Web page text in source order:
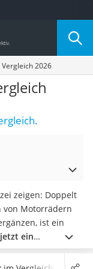
2026
zeigen: Doppelt
von Motorrädern
ist ein
ein
aus unserer
schwer. Sie